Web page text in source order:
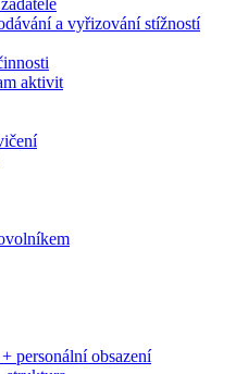
a vyřizování stížností
aktivit
personální obsazení